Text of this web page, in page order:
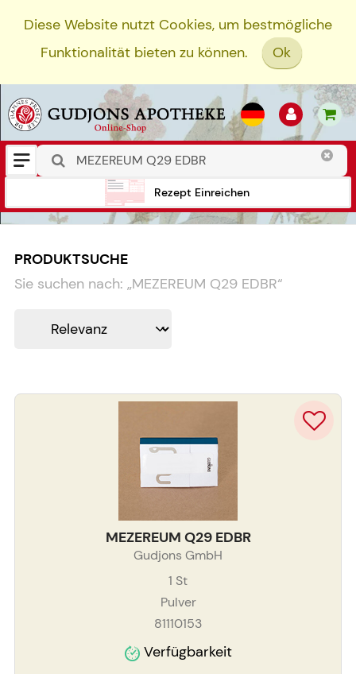
Diese Website nutzt Cookies, um bestmögliche
Funktionalität bieten zu können.
Ok
Rezept Einreichen
PRODUKTSUCHE
Sie suchen nach: „MEZEREUM Q29 EDBR“
MEZEREUM Q29 EDBR
Gudjons GmbH
1 St
Pulver
81110153
Verfügbarkeit